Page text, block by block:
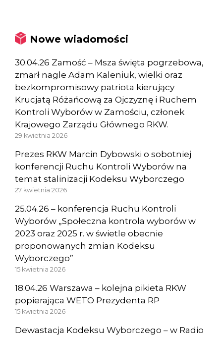
Nowe wiadomości
30.04.26 Zamość – Msza święta pogrzebowa,
zmarł nagle Adam Kaleniuk, wielki oraz
bezkompromisowy patriota kierujący
Krucjatą Różańcową za Ojczyznę i Ruchem
Kontroli Wyborów w Zamościu, członek
Krajowego Zarządu Głównego RKW.
29 kwietnia 2026
Prezes RKW Marcin Dybowski o sobotniej
konferencji Ruchu Kontroli Wyborów na
temat stalinizacji Kodeksu Wyborczego
27 kwietnia 2026
25.04.26 – konferencja Ruchu Kontroli
Wyborów „Społeczna kontrola wyborów w
2023 oraz 2025 r. w świetle obecnie
proponowanych zmian Kodeksu
Wyborczego”
15 kwietnia 2026
18.04.26 Warszawa – kolejna pikieta RKW
popierająca WETO Prezydenta RP
15 kwietnia 2026
Dewastacja Kodeksu Wyborczego – w Radio